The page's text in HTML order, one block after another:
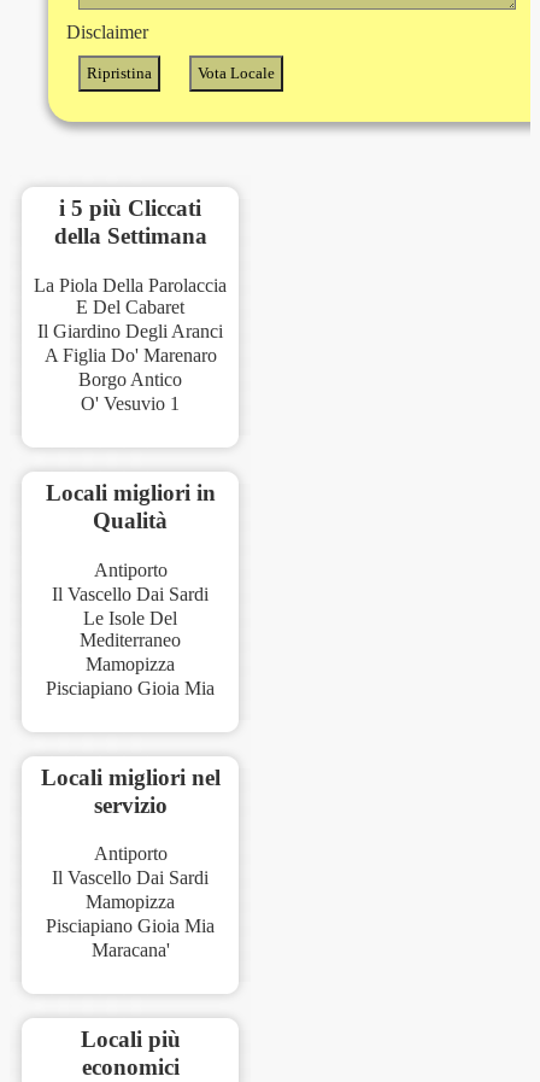
Disclaimer
i 5 più Cliccati
della Settimana
La Piola Della Parolaccia
E Del Cabaret
Il Giardino Degli Aranci
A Figlia Do' Marenaro
Borgo Antico
O' Vesuvio 1
Locali migliori in
Qualità
Antiporto
Il Vascello Dai Sardi
Le Isole Del
Mediterraneo
Mamopizza
Pisciapiano Gioia Mia
Locali migliori nel
servizio
Antiporto
Il Vascello Dai Sardi
Mamopizza
Pisciapiano Gioia Mia
Maracana'
Locali più
economici